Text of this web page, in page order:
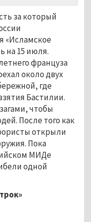
за который
«Исламское
на 15 июля.
француза
около двух
где
Бастилии.
чтобы
После того как
открыли
Пока
МИДе
одной